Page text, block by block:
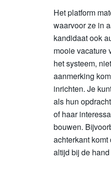
Het platform
waarvoor ze in
kandidaat ook
mooie vacature
het systeem,
aanmerking
inrichten. Je
als hun
of haar
bouwen.
achterkant
altijd bij de hand